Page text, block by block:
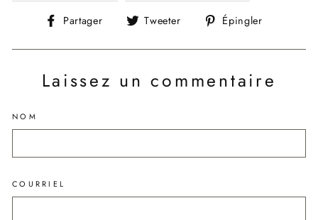
Partager
Partager
Facebook
Tweeter
Tweeter
Twitter
Épingler
Pinterest
Laissez un commentaire
NOM
COURRIEL